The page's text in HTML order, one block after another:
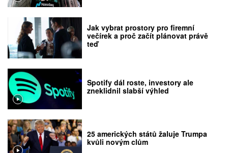
Jak vybrat prostory pro firemní
večírek a proč začít plánovat právě
teď
Spotify dál roste, investory ale
zneklidnil slabší výhled
25 amerických států žaluje Trumpa
kvůli novým clům